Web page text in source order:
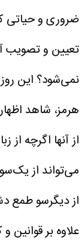
ضروری و
تعیین و تصویب
نمی‌شود؟ این
هرمز، شاهد
از آنها اگرچه
می‌تواند از
از دیگرسو طمع
علاوه ‌بر قوانین